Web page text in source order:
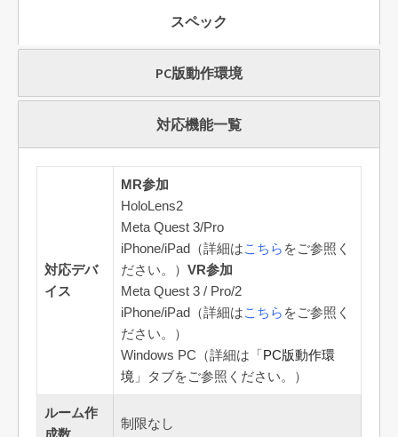
スペック
PC版動作環境
対応機能一覧
対応デバ
イス
MR参加
HoloLens2
Meta Quest 3/Pro
iPhone/iPad（詳細はこちら をご参照く
ださい。） VR参加
Meta Quest 3 / Pro/2
iPhone/iPad（詳細はこちら をご参照く
ださい。）
Windows PC（詳細は「 PC版動作環
境 」タブをご参照ください。）
ルーム作
制限なし